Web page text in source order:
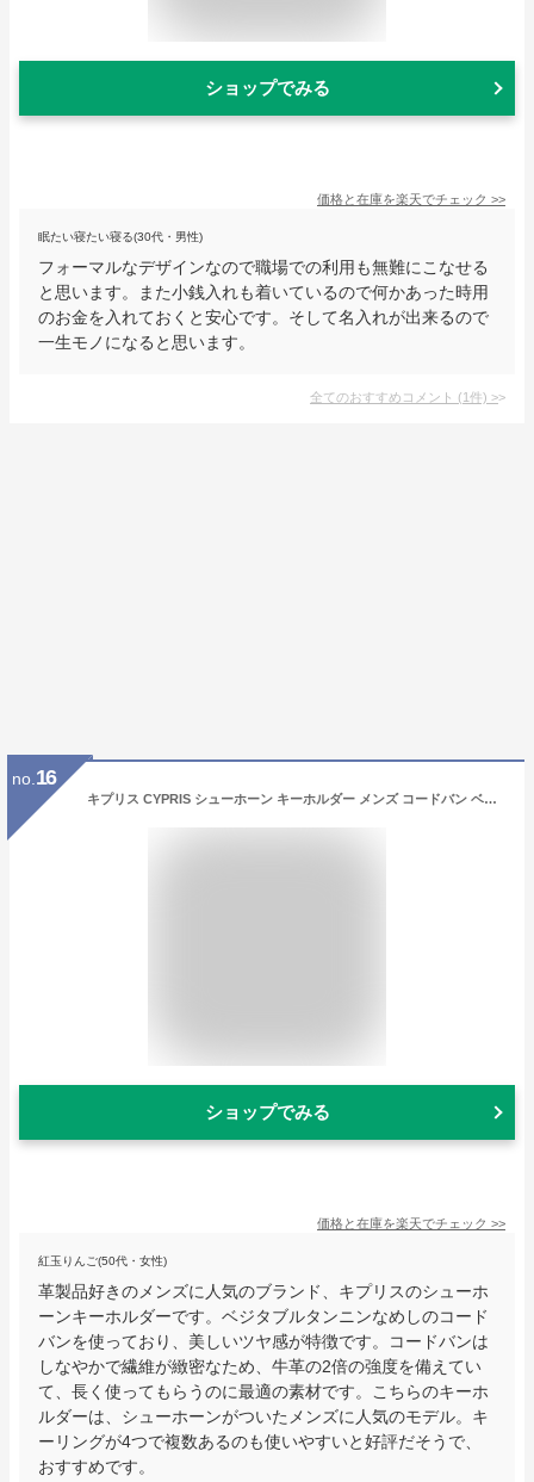
ショップでみる
価格と在庫を楽天でチェック >>
眠たい寝たい寝る(30代・男性)
フォーマルなデザインなので職場での利用も無難にこなせる
と思います。また小銭入れも着いているので何かあった時用
のお金を入れておくと安心です。そして名入れが出来るので
一生モノになると思います。
全てのおすすめコメント (1件) >
no. 16
キプリス CYPRIS シューホーン キーホルダー メンズ コードバン ベジタブルタンニンレザー 5623 本革 日本製
ショップでみる
価格と在庫を楽天でチェック >>
紅玉りんご(50代・女性)
革製品好きのメンズに人気のブランド、キプリスのシューホ
ーンキーホルダーです。ベジタブルタンニンなめしのコード
バンを使っており、美しいツヤ感が特徴です。コードバンは
しなやかで繊維が緻密なため、牛革の2倍の強度を備えてい
て、長く使ってもらうのに最適の素材です。こちらのキーホ
ルダーは、シューホーンがついたメンズに人気のモデル。キ
ーリングが4つで複数あるのも使いやすいと好評だそうで、
おすすめです。